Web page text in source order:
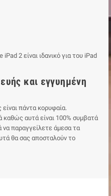
2 είναι ιδανικό για του iPad
και εγγυημένη
πάντα κορυφαία.
αυτά είναι 100% συμβατά
παραγγείλετε άμεσα τα
θα σας αποσταλούν το